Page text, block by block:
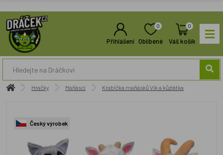
Přihlášení
0
Oblíbené
0
Váš košík
Hračky Maňásci Krabička maňásků Vlk a kůzlátka
Český výrobek